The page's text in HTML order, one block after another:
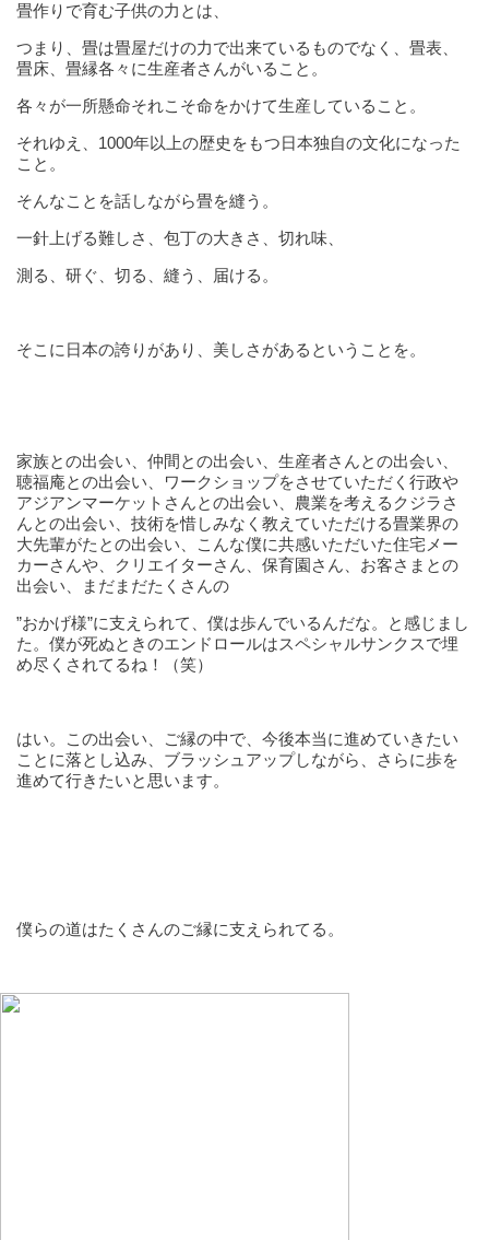
畳作りで育む子供の力とは、
つまり、畳は畳屋だけの力で出来ているものでなく、畳表、
畳床、畳縁各々に生産者さんがいること。
各々が一所懸命それこそ命をかけて生産していること。
それゆえ、1000年以上の歴史をもつ日本独自の文化になった
こと。
そんなことを話しながら畳を縫う。
一針上げる難しさ、包丁の大きさ、切れ味、
測る、研ぐ、切る、縫う、届ける。
そこに日本の誇りがあり、美しさがあるということを。
家族との出会い、仲間との出会い、生産者さんとの出会い、
聴福庵との出会い、ワークショップをさせていただく行政や
アジアンマーケットさんとの出会い、農業を考えるクジラさ
んとの出会い、技術を惜しみなく教えていただける畳業界の
大先輩がたとの出会い、こんな僕に共感いただいた住宅メー
カーさんや、クリエイターさん、保育園さん、お客さまとの
出会い、まだまだたくさんの
”おかげ様”に支えられて、僕は歩んでいるんだな。と感じまし
た。僕が死ぬときのエンドロールはスペシャルサンクスで埋
め尽くされてるね！（笑）
はい。この出会い、ご縁の中で、今後本当に進めていきたい
ことに落とし込み、ブラッシュアップしながら、さらに歩を
進めて行きたいと思います。
僕らの道はたくさんのご縁に支えられてる。